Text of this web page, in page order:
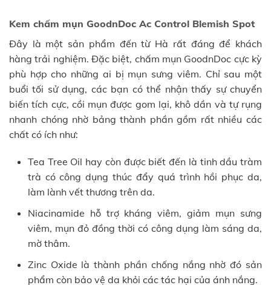
Kem chấm mụn GoodnDoc Ac Control Blemish Spot
Đây là một sản phẩm đến từ Hà rất đáng để khách
hàng trải nghiệm. Đặc biệt, chấm mụn GoodnDoc cực kỳ
phù hợp cho những ai bị mụn sưng viêm. Chỉ sau một
buổi tối sử dụng, các bạn có thể nhận thấy sự chuyển
biến tích cực, cồi mụn được gom lại, khô dần và tự rụng
nhanh chóng nhờ bảng thành phần gồm rất nhiều các
chất có ích như:
Tea Tree Oil hay còn được biết đến là tinh dầu tràm
trà có công dụng thúc đẩy quá trình hồi phục da,
làm lành vết thương trên da.
Niacinamide hỗ trợ kháng viêm, giảm mụn sưng
viêm, mụn đỏ đồng thời có công dụng làm sáng da,
mờ thâm.
Zinc Oxide là thành phần chống nắng nhờ đó sản
phẩm còn bảo vệ da khỏi các tác hại của ánh nắng.